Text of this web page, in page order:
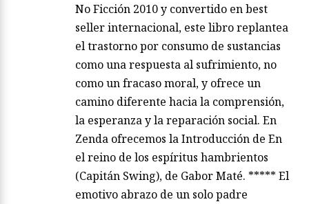
No Ficción 2010 y convertido en best
seller internacional, este libro replantea
el trastorno por consumo de sustancias
como una respuesta al sufrimiento, no
como un fracaso moral, y ofrece un
camino diferente hacia la comprensión,
la esperanza y la reparación social. En
Zenda ofrecemos la Introducción de En
el reino de los espíritus hambrientos
(Capitán Swing), de Gabor Maté. ***** El
emotivo abrazo de un solo padre